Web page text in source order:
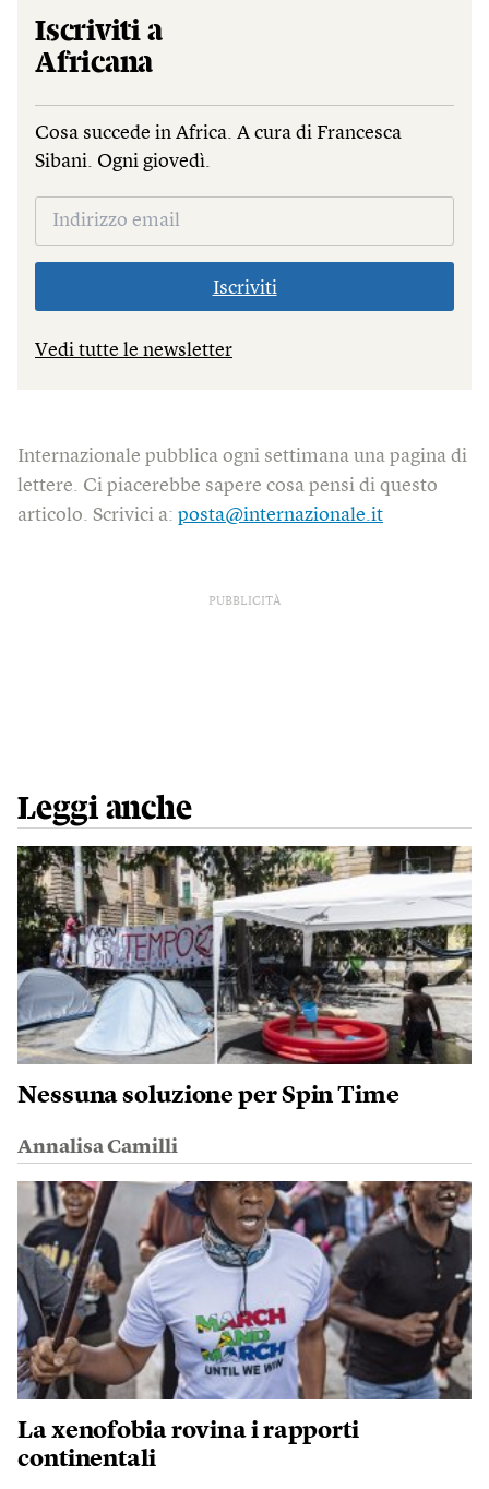
Iscriviti a
Africana
Cosa succede in Africa. A cura di Francesca
Sibani. Ogni giovedì.
Iscriviti
Vedi tutte le newsletter
Internazionale pubblica ogni settimana una pagina di
lettere. Ci piacerebbe sapere cosa pensi di questo
articolo. Scrivici a: posta@internazionale.it
PUBBLICITÀ
Leggi anche
Nessuna soluzione per Spin Time
Annalisa Camilli
La xenofobia rovina i rapporti
continentali